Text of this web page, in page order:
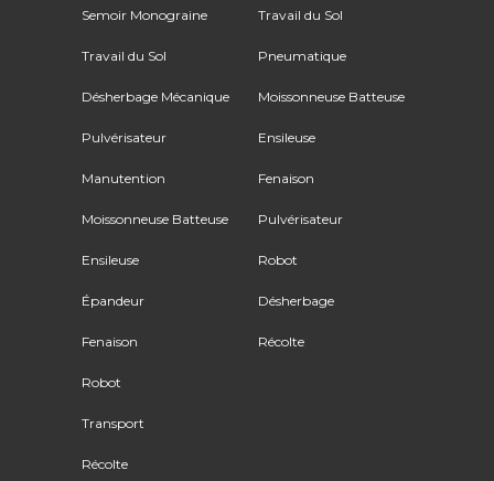
Semoir Monograine
Travail du Sol
Désherbage Mécanique
Pulvérisateur
Manutention
Moissonneuse Batteuse
Ensileuse
Épandeur
Fenaison
Robot
Transport
Récolte
Travail du Sol
Pneumatique
Moissonneuse Batteuse
Ensileuse
Fenaison
Pulvérisateur
Robot
Désherbage
Récolte